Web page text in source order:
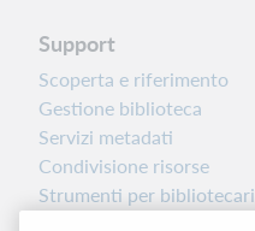
Support
Scoperta e riferimento
Gestione biblioteca
Servizi metadati
Condivisione risorse
Strumenti per bibliotecari